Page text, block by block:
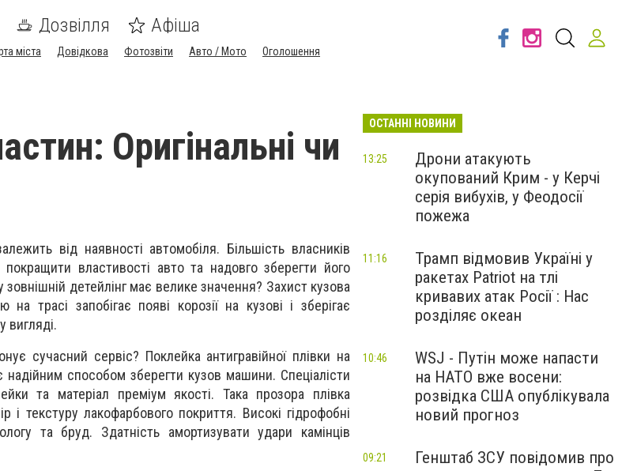
Дозвілля Афіша
міста Довідкова Фотозвіти Авто / Мото Оголошення
Оригінальні чи
від наявності автомобіля. Більшість власників
властивості авто та надовго зберегти його
детейлінг має велике значення? Захист кузова
трасі запобігає появі корозії на кузові і зберігає
вигляді.
сучасний сервіс? Поклейка антигравійної плівки на
надійним способом зберегти кузов машини. Спеціалісти
та матеріал преміум якості. Така прозора плівка
і текстуру лакофарбового покриття. Високі гідрофобні
та бруд. Здатність амортизувати удари камінців
ОСТАННІ НОВИНИ
Дрони атакують
окупований Крим - у Керчі
серія вибухів, у Феодосії
пожежа
13:25
Трамп відмовив Україні у
ракетах Patriot на тлі
кривавих атак Росії : Нас
розділяє океан
11:16
WSJ - Путін може напасти
на НАТО вже восени:
розвідка США опублікувала
новий прогноз
10:46
Генштаб ЗСУ повідомив про
09:21